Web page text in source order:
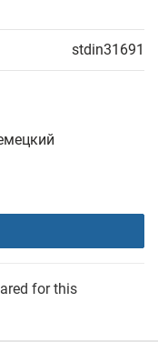
stdin31691
for this